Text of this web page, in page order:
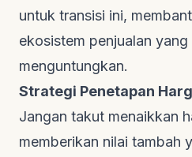
untuk transisi ini,
ekosistem penjualan yang
menguntungkan.
Strategi Penetapan
Jangan takut menaikkan
memberikan nilai tambah